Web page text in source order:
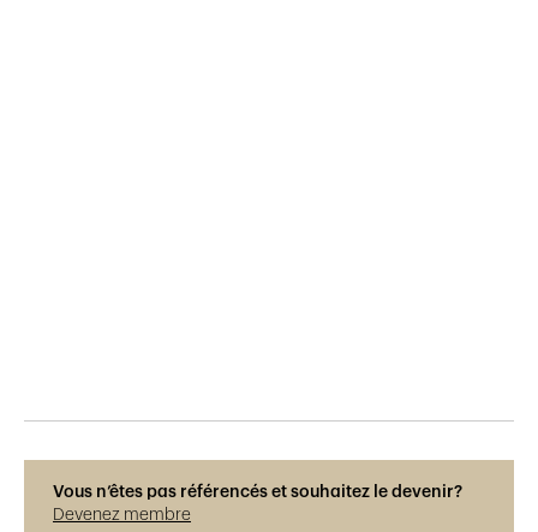
Vous n’êtes pas référencés et souhaitez le devenir?
Devenez membre